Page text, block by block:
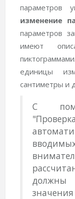
параметров
изменение
параметров
имеют
единицы
сантиметры и
С
должны